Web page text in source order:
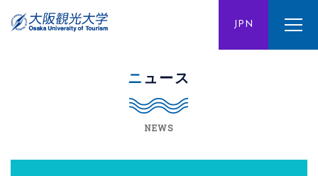
JPN
ENG CHN
ニュース
NEWS